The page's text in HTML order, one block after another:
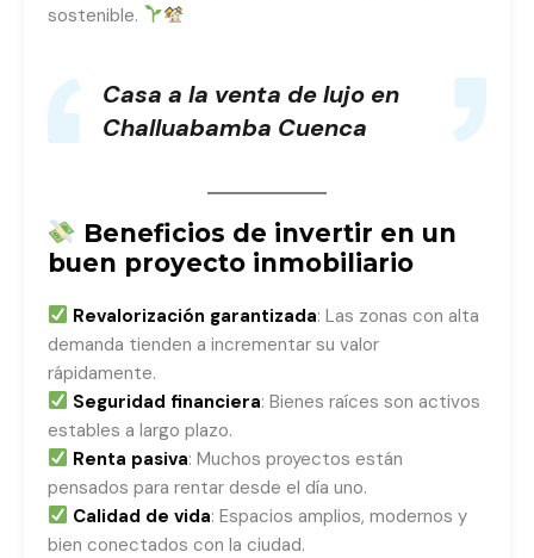
sostenible.
Casa a la venta de lujo en
Challuabamba Cuenca
Beneficios de invertir en un
buen proyecto inmobiliario
Revalorización garantizada: Las zonas con alta
demanda tienden a incrementar su valor
rápidamente.
Seguridad financiera: Bienes raíces son activos
estables a largo plazo.
Renta pasiva: Muchos proyectos están
pensados para rentar desde el día uno.
Calidad de vida: Espacios amplios, modernos y
bien conectados con la ciudad.